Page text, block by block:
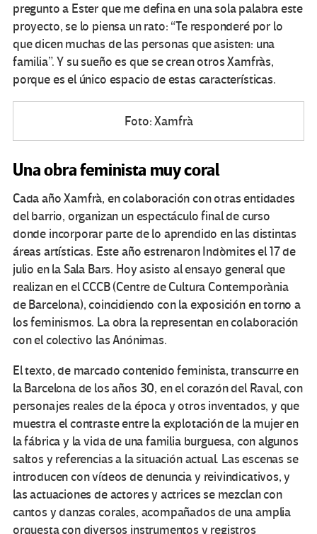
pregunto a Ester que me defina en una sola palabra este
proyecto, se lo piensa un rato: “Te responderé por lo
que dicen muchas de las personas que asisten: una
familia”. Y su sueño es que se crean otros Xamfràs,
porque es el único espacio de estas características.
Foto: Xamfrà
Una obra feminista muy coral
Cada año Xamfrà, en colaboración con otras entidades
del barrio, organizan un espectáculo final de curso
donde incorporar parte de lo aprendido en las distintas
áreas artísticas. Este año estrenaron Indòmites el 17 de
julio en la Sala Bars. Hoy asisto al ensayo general que
realizan en el CCCB (Centre de Cultura Contemporània
de Barcelona), coincidiendo con la exposición en torno a
los feminismos. La obra la representan en colaboración
con el colectivo las Anónimas.
El texto, de marcado contenido feminista, transcurre en
la Barcelona de los años 30, en el corazón del Raval, con
personajes reales de la época y otros inventados, y que
muestra el contraste entre la explotación de la mujer en
la fábrica y la vida de una familia burguesa, con algunos
saltos y referencias a la situación actual. Las escenas se
introducen con vídeos de denuncia y reivindicativos, y
las actuaciones de actores y actrices se mezclan con
cantos y danzas corales, acompañados de una amplia
orquesta con diversos instrumentos y registros